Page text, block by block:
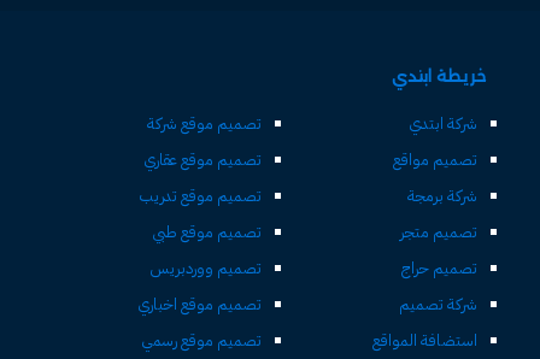
خريطة ابتدي
شركة ابتدي
تصميم مواقع
شركة برمجة
تصميم متجر
تصميم حراج
شركة تصميم
استضافة المواقع
تصميم موقع شركة
تصميم موقع عقاري
تصميم موقع تدريب
تصميم موقع طبي
تصميم ووردبريس
تصميم موقع اخباري
تصميم موقع رسمي